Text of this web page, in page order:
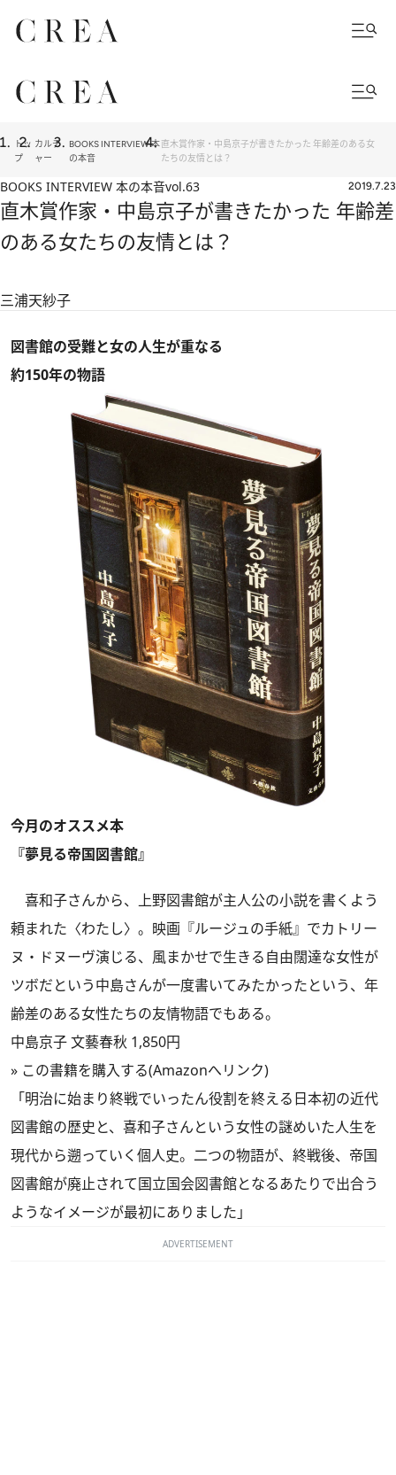
トッ
プ
カルチ
ャー
BOOKS INTERVIEW 本
の本音
直木賞作家・中島京子が書きたかった 年齢差のある女
たちの友情とは？
BOOKS INTERVIEW 本の本音vol.63 2019.7.23
直木賞作家・中島京子が書きたかった 年齢差
のある女たちの友情とは？
三浦天紗子
図書館の受難と女の人生が重なる
約150年の物語
今月のオススメ本
『夢見る帝国図書館』
喜和子さんから、上野図書館が主人公の小説を書くよう
頼まれた〈わたし〉。映画『ルージュの手紙』でカトリー
ヌ・ドヌーヴ演じる、風まかせで生きる自由闊達な女性が
ツボだという中島さんが一度書いてみたかったという、年
齢差のある女性たちの友情物語でもある。
中島京子 文藝春秋 1,850円
» この書籍を購入する(Amazonへリンク)
「明治に始まり終戦でいったん役割を終える日本初の近代
図書館の歴史と、喜和子さんという女性の謎めいた人生を
現代から遡っていく個人史。二つの物語が、終戦後、帝国
図書館が廃止されて国立国会図書館となるあたりで出合う
ようなイメージが最初にありました」
ADVERTISEMENT